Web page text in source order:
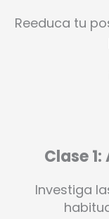
Reeduca tu
Clase 1:
Investiga